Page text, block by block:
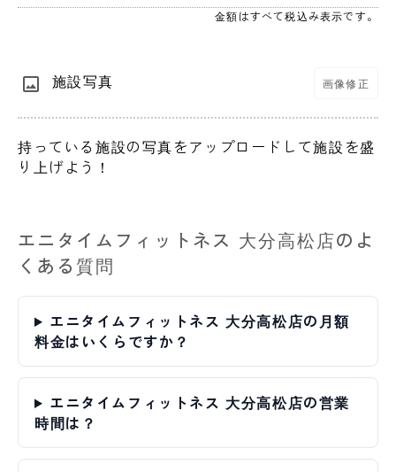
金額はすべて税込み表示です。
施設写真 画像修正
持っている施設の写真をアップロードして施設を盛
り上げよう！
エニタイムフィットネス 大分高松店のよ
くある質問
エニタイムフィットネス 大分高松店の月額
料金はいくらですか？
エニタイムフィットネス 大分高松店の営業
時間は？